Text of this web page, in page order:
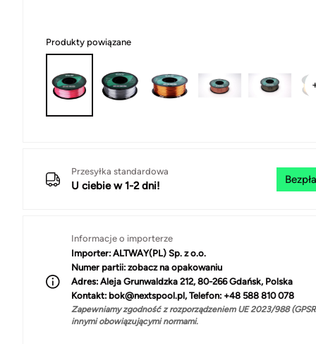
Produkty powiązane
Przesyłka standardowa
U ciebie w 1-2 dni!
Informacje o importerze
Importer: ALTWAY(PL) Sp. z o.o.
Numer partii: zobacz na opakowaniu
Adres: Aleja Grunwaldzka 212, 80-266 Gdańsk, Polska
Kontakt: bok@nextspool.pl, Telefon: +48 588 810 078
Zapewniamy zgodność z rozporządzeniem UE 2023/988
innymi obowiązującymi normami.